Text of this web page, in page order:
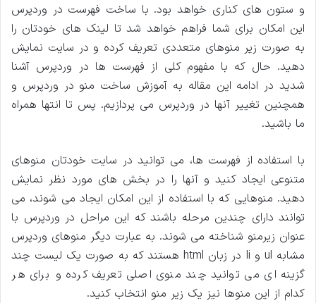
و ستون های کناری خواهد بود. با ساخت فهرست در وردپرس
این امکان برای شما فراهم خواهد شد تا لینک‌ های خودتان را
به صورت زیر منوهای متعددی تعریف کرده و در سایت نمایش
دهید. حال که با مفهوم کلی از فهرست ‌ها در وردپرس آشنا
شدید در ادامه این مقاله به آموزش ساخت منو در وردپرس و
همچنین تغییر آنها در وردپرس می ‌پردازیم. پس تا انتها همراه
ما باشید.
با استفاده از فهرست ‌ها، می توانید در سایت خودتان منوهای
متنوعی ایجاد کنید و آنها را در بخش ‌های مورد نظر نمایش
دهید. منوهایی که با استفاده از این امکان ایجاد می ‌شوند، می
توانند دارای چندین مرحله باشند که این مراحل در وردپرس با
عنوان زیرمنو شناخته می شوند. به عبارت دیگر منوهای وردپرس
مشابه ul و li در زبان html هستند که به صورت یک لیست چند
گزینه‌ ای می توانید چند منوی اصلی تعریف کرده و برای هر
کدام از این منوها نیز یک زیر منو انتخاب کنید.